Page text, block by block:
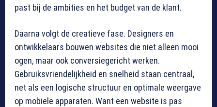
past bij de ambities en het budget van de klant.
Daarna volgt de creatieve fase. Designers en
ontwikkelaars bouwen websites die niet alleen mooi
ogen, maar ook conversiegericht werken.
Gebruiksvriendelijkheid en snelheid staan centraal,
net als een logische structuur en optimale weergave
op mobiele apparaten. Want een website is pas